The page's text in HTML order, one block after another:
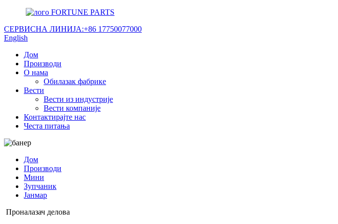
FORTUNE PARTS
СЕРВИСНА ЛИНИЈА:+86 17750077000
English
Дом
Производи
О нама
Обилазак фабрике
Вести
Вести из индустрије
Вести компаније
Контактирајте нас
Честа питања
Дом
Производи
Мини
Зупчаник
Јанмар
Проналазач делова